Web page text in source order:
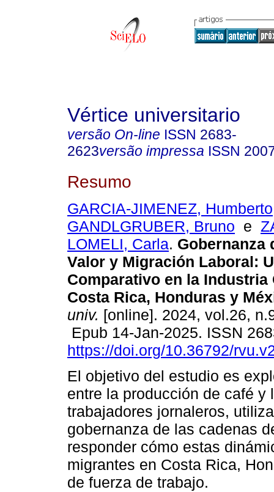
Vértice universitario
versão On-line ISSN 2683-
2623versão impressa ISSN
Resumo
GARCIA-JIMENEZ, Humberto
GANDLGRUBER, Bruno e
LOMELI, Carla. Gobernanza
Valor y Migración Laboral:
Comparativo en la Industria
Costa Rica, Honduras y
univ. [online]. 2024, vol.26,
Epub 14-Jan-2025. ISSN
https://doi.org/10.36792/
El objetivo del estudio es
entre la producción de café y
trabajadores jornaleros,
gobernanza de las cadenas
responder cómo estas
migrantes en Costa Rica,
de fuerza de trabajo.